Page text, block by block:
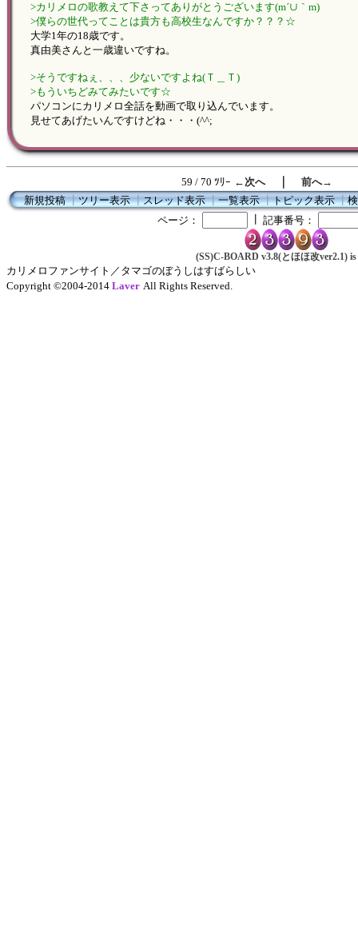
>カリメロの歌教えて下さってありがとうございます(m´∪｀m)
>僕らの世代ってことは貴方も高校生なんですか？？？☆
大学1年の18歳です。
真由美さんと一歳違いですね。
>そうですねぇ、、、少ないですよね(Ｔ＿Ｔ)
>もういちどみてみたいです☆
パソコンにカリメロ全話を動画で取り込んでいます。
見せてあげたいんですけどね・・・(^^;
59 / 70 ﾂﾘｰ ←次へ｜ 前へ→
新規投稿┃ツリー表示┃スレッド表示┃一覧表示┃トピック表示┃
ページ：
記事番号：
(SS)C-BOARD v3.8(とほほ改ver2.1) is
カリメロファンサイト／タマゴのぼうしはすばらしい
Copyright ©2004-2014 Laver All Rights Reserved.